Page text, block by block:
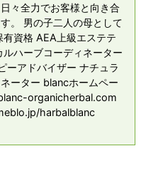
々全力でお客様と向き合
。 男の子二人の母として
有資格 AEA上級エステテ
ルハーブコーディネーター
ーアドバイザー ナチュラ
ーター blancホームペー
organicherbal.com
harbalblanc